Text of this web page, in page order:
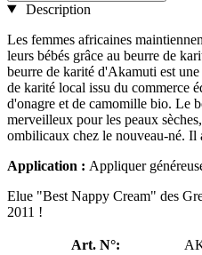
Description
Les femmes africaines
leurs bébés grâce au beurre de
beurre de karité d'Akamuti est
de karité local issu du commerce
d'onagre et de camomille bio. Le
merveilleux pour les peaux
ombilicaux chez le nouveau-né. Il
Application : Appliquer
Elue "Best Nappy Cream" des
2011 !
Art. N°: